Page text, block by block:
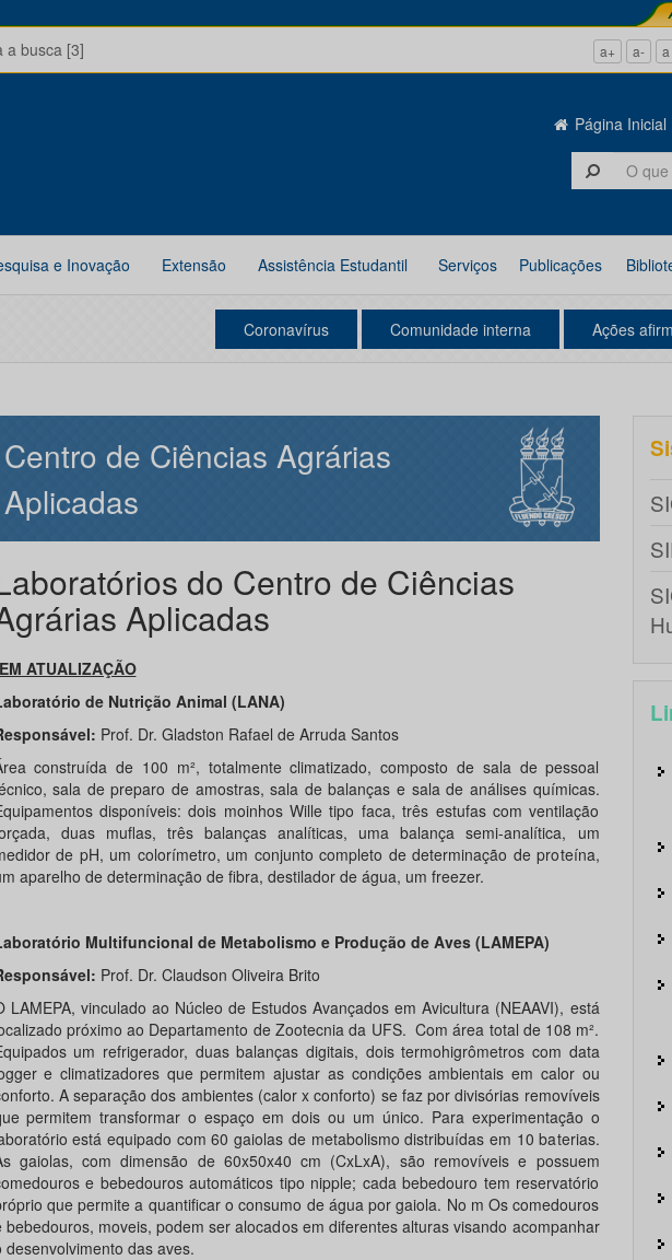
a busca [3] a+ a- a
Página Inicial
e Inovação Extensão Assistência Estudantil Serviços Publicações
Coronavírus Comunidade interna Ações
Centro de Ciências Agrárias
Aplicadas
do Centro de Ciências
Aplicadas
ATUALIZAÇÃO
de Nutrição Animal (LANA)
Prof. Dr. Gladston Rafael de Arruda Santos
construída de 100 m², totalmente climatizado, composto de sala de pessoal
sala de preparo de amostras, sala de balanças e sala de análises químicas.
disponíveis: dois moinhos Wille tipo faca, três estufas com ventilação
duas muflas, três balanças analíticas, uma balança semi-analítica, um
de pH, um colorímetro, um conjunto completo de determinação de proteína,
aparelho de determinação de fibra, destilador de água, um freezer.
Multifuncional de Metabolismo e Produção de Aves (LAMEPA)
Prof. Dr. Claudson Oliveira Brito
LAMEPA, vinculado ao Núcleo de Estudos Avançados em Avicultura (NEAAVI), está
próximo ao Departamento de Zootecnia da UFS. Com área total de 108 m².
um refrigerador, duas balanças digitais, dois termohigrômetros com data
e climatizadores que permitem ajustar as condições ambientais em calor ou
A separação dos ambientes (calor x conforto) se faz por divisórias removíveis
permitem transformar o espaço em dois ou um único. Para experimentação o
está equipado com 60 gaiolas de metabolismo distribuídas em 10 baterias.
gaiolas, com dimensão de 60x50x40 cm (CxLxA), são removíveis e possuem
e bebedouros automáticos tipo nipple; cada bebedouro tem reservatório
que permite a quantificar o consumo de água por gaiola. No m Os comedouros
bebedouros, moveis, podem ser alocados em diferentes alturas visando acompanhar
desenvolvimento das aves.